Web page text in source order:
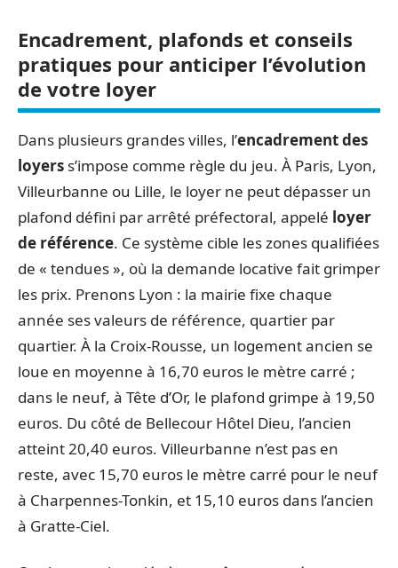
Encadrement, plafonds et conseils
pratiques pour anticiper l’évolution
de votre loyer
Dans plusieurs grandes villes, l’encadrement des
loyers s’impose comme règle du jeu. À Paris, Lyon,
Villeurbanne ou Lille, le loyer ne peut dépasser un
plafond défini par arrêté préfectoral, appelé loyer
de référence. Ce système cible les zones qualifiées
de « tendues », où la demande locative fait grimper
les prix. Prenons Lyon : la mairie fixe chaque
année ses valeurs de référence, quartier par
quartier. À la Croix-Rousse, un logement ancien se
loue en moyenne à 16,70 euros le mètre carré ;
dans le neuf, à Tête d’Or, le plafond grimpe à 19,50
euros. Du côté de Bellecour Hôtel Dieu, l’ancien
atteint 20,40 euros. Villeurbanne n’est pas en
reste, avec 15,70 euros le mètre carré pour le neuf
à Charpennes-Tonkin, et 15,10 euros dans l’ancien
à Gratte-Ciel.